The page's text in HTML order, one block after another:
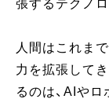
張するテクノロ
人間はこれま
力を拡張して
るのは、AIや